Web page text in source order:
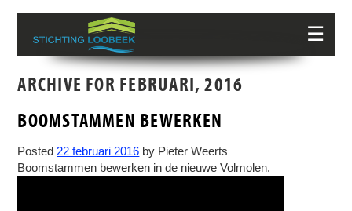
☰
ARCHIVE FOR FEBRUARI, 2016
BOOMSTAMMEN BEWERKEN
Posted22 februari 2016 by Pieter Weerts
Boomstammen bewerken in de nieuwe Volmolen.